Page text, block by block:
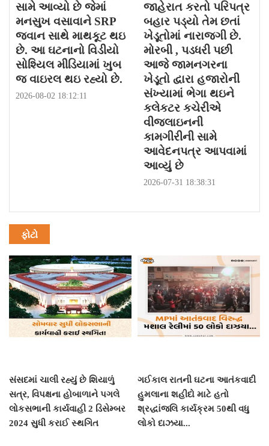
સામે આવ્યો છે જેમાં
મનસુખ વસાવાને SRP
જવાન સાથે માથકૂટ થઇ
છે. આ ઘટનાનો વિડીયો
સોશ્યિલ મીડિયામાં ખુબ
જ વાઇરલ થઇ રહ્યો છે.
2026-08-02 18:12:11
જાહેરાત કરતો પરિપત્ર
બહાર પડ્યો તેમ છતાં
ખેડૂતોમાં નારાજગી છે.
મોરબી , પડધરી પછી
આજે જામનગરના
ખેડૂતો દ્વારા હજારોની
સંખ્યામાં ભેગા થઇને
કલેકટર કચેરીએ
વીજલાઇનની
કામગીરીની સામે
આવેદનપત્ર આપવામાં
આવ્યું છે
2026-07-31 18:38:31
ફોટો
સંસદમાં ચાલી રહ્યું છે શિયાળું
સત્ર, વિપક્ષના હોબાળાને પગલે
લોકસભાની કાર્યવાહી 2 ડિસેમ્બર
2024 સુધી કરાઈ સ્થગિત
ગઈકાલ રાતની ઘટના આતંકવાદી
હુમલાના શહીદો માટે હતો
શ્રદ્ધાંજલિ કાર્યક્રમ 50થી વધુ
લોકો દાઝયા...